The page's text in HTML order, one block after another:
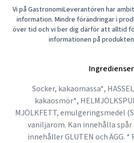
Vi på GastronomiLeverantören har
information. Mindre förändringar i
över tid och vi ber dig därför att alltid
informationen på
Socker, kakaomassa*,
kakaosmör*,
MJÖLKFETT, emulgeringsmedel
vaniljarom. Kan innehålla spår
innehåller GLUTEN och ÄGG.